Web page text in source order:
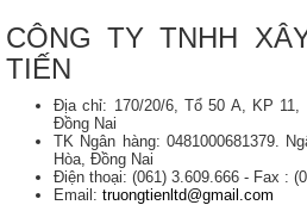
CÔNG TY TNHH
TIẾN
Địa chỉ: 170/20/6, Tổ 50 A, KP 11,
Đồng Nai
TK Ngân hàng: 0481000681379.
Hòa, Đồng Nai
Điện thoại: (061) 3.609.666 - Fax :
Email: truongtienltd@gmail.com